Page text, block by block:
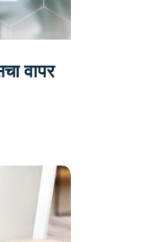
वापर